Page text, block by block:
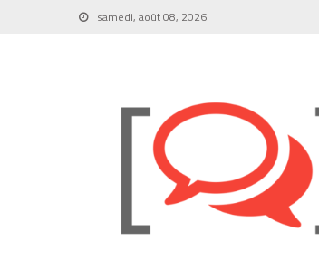
samedi, août 08, 2026